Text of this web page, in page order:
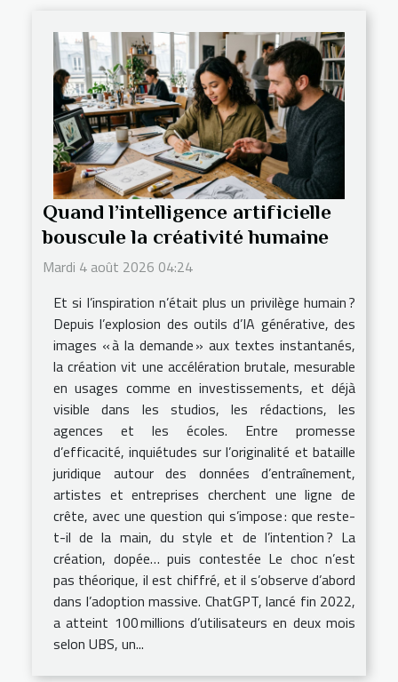
Quand l’intelligence artificielle
bouscule la créativité humaine
Mardi 4 août 2026 04:24
Et si l’inspiration n’était plus un privilège humain ?
Depuis l’explosion des outils d’IA générative, des
images « à la demande » aux textes instantanés,
la création vit une accélération brutale, mesurable
en usages comme en investissements, et déjà
visible dans les studios, les rédactions, les
agences et les écoles. Entre promesse
d’efficacité, inquiétudes sur l’originalité et bataille
juridique autour des données d’entraînement,
artistes et entreprises cherchent une ligne de
crête, avec une question qui s’impose : que reste-
t-il de la main, du style et de l’intention ? La
création, dopée… puis contestée Le choc n’est
pas théorique, il est chiffré, et il s’observe d’abord
dans l’adoption massive. ChatGPT, lancé fin 2022,
a atteint 100 millions d’utilisateurs en deux mois
selon UBS, un...